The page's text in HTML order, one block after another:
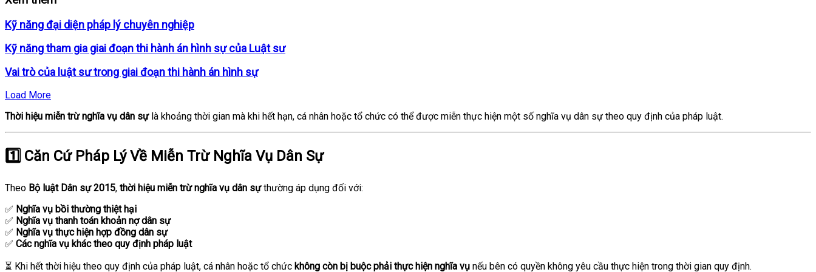
Kỹ năng đại diện pháp lý chuyên nghiệp
Kỹ năng tham gia giai đoạn thi hành án hình sự của Luật sư
Vai trò của luật sư trong giai đoạn thi hành án hình sự
Load More
Thời hiệu miễn trừ nghĩa vụ dân sựlà khoảng thời gian mà khi hết hạn, cá nhân hoặc tổ chức có thể được miễn thực hiện một số nghĩa vụ dân sự theo quy định của pháp luật.
1️⃣ Căn Cứ Pháp Lý Về Miễn Trừ Nghĩa Vụ Dân Sự
Theo Bộ luật Dân sự 2015, thời hiệu miễn trừ nghĩa vụ dân sựthường áp dụng đối với:
✅ Nghĩa vụ bồi thường thiệt hại
✅ Nghĩa vụ thanh toán khoản nợ dân sự
✅ Nghĩa vụ thực hiện hợp đồng dân sự
✅ Các nghĩa vụ khác theo quy định pháp luật
⏳ Khi hết thời hiệu theo quy định của pháp luật, cá nhân hoặc tổ chức không còn bị buộc phải thực hiện nghĩa vụ nếu bên có quyền không yêu cầu thực hiện trong thời gian quy định.